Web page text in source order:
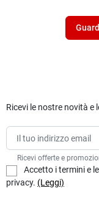
Ricevi le nostre novità e
Ricevi offerte e
Accetto i termini e
privacy. (Leggi)